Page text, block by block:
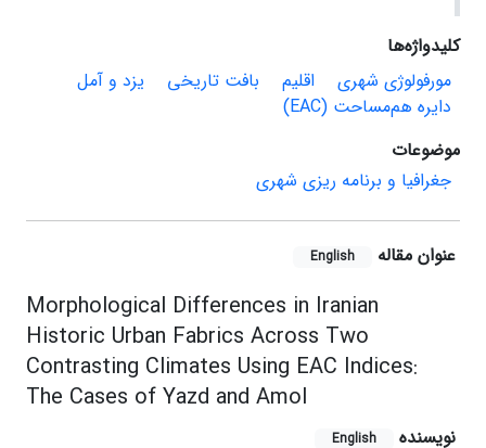
کلیدواژه‌ها
مورفولوژی شهری
اقلیم بافت تاریخی
یزد و آمل
دایره هم‌مساحت (EAC)
موضوعات
جغرافیا و برنامه ریزی شهری
عنوان مقاله English
Morphological Differences in Iranian
Historic Urban Fabrics Across Two
Contrasting Climates Using EAC Indices:
The Cases of Yazd and Amol
نویسنده English